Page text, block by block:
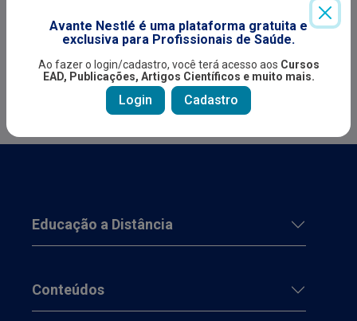
com doença inflamatória intestinal como MODULIFE
EXPERT. Após a certificação é possível incluir
pacientes no APP ModuLife para melhor manejo e
intestinal com os princípios da DEDC -Dieta de
Exclusão para Doença de Crohn.
Indicado para:
Profissional de saúde
Avante Nestlé é uma plataforma gratuita e
exclusiva para Profissionais de Saúde.
Ao fazer o login/cadastro, você terá acesso aos Cursos
EAD, Publicações, Artigos Científicos e muito mais.
Login Cadastro
Educação a Distância
Conteúdos